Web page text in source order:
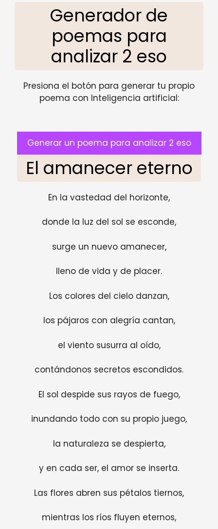
Generador de
poemas para
analizar 2 eso
Presiona el botón para generar tu propio
poema con Inteligencia artificial:
Generar un poema para analizar 2 eso
El amanecer eterno
En la vastedad del horizonte,
donde la luz del sol se esconde,
surge un nuevo amanecer,
lleno de vida y de placer.
Los colores del cielo danzan,
los pájaros con alegría cantan,
el viento susurra al oído,
contándonos secretos escondidos.
El sol despide sus rayos de fuego,
inundando todo con su propio juego,
la naturaleza se despierta,
y en cada ser, el amor se inserta.
Las flores abren sus pétalos tiernos,
mientras los ríos fluyen eternos,